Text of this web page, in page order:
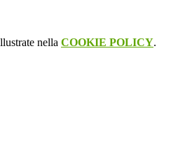
nella COOKIE POLICY.